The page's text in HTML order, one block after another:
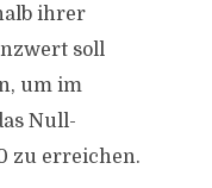
ihrer
soll
um im
Null-
zu erreichen.